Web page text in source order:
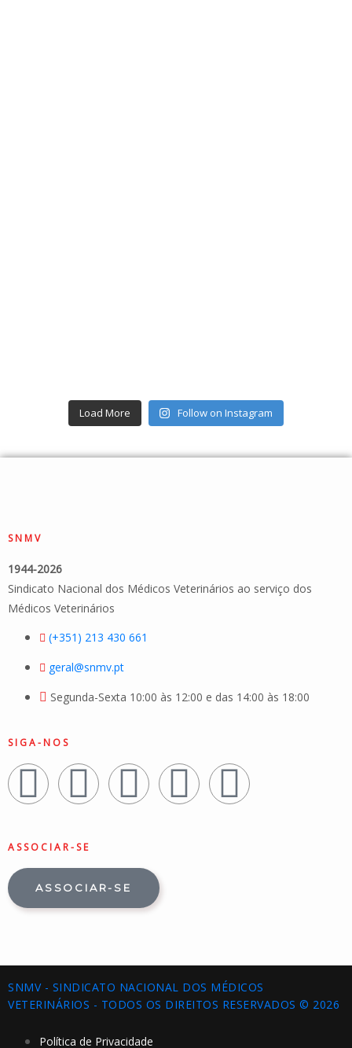
Load More Follow on Instagram
SNMV
1944-2026
Sindicato Nacional dos Médicos Veterinários ao serviço dos
Médicos Veterinários
(+351) 213 430 661
geral@snmv.pt
Segunda-Sexta 10:00 às 12:00 e das 14:00 às 18:00
SIGA-NOS
ASSOCIAR-SE
ASSOCIAR-SE
SNMV - SINDICATO NACIONAL DOS MÉDICOS
VETERINÁRIOS - TODOS OS DIREITOS RESERVADOS © 2026
Política de Privacidade